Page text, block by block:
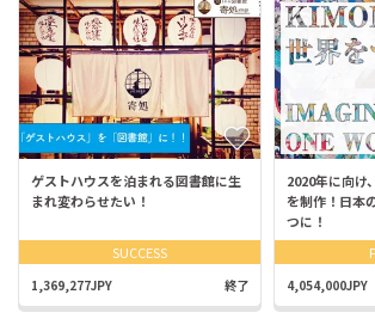
ゲストハウスを泊まれる図書館に生
まれ変わらせたい！
SUCCESS
1,369,277JPY 終了
2020年に向け
を制作！日本
つに！
4,054,000JPY